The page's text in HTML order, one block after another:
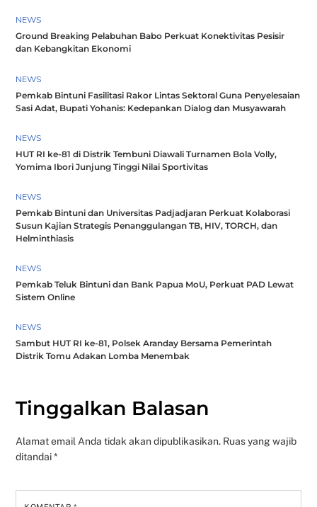
NEWS
Ground Breaking Pelabuhan Babo Perkuat Konektivitas Pesisir
dan Kebangkitan Ekonomi
NEWS
Pemkab Bintuni Fasilitasi Rakor Lintas Sektoral Guna Penyelesaian
Sasi Adat, Bupati Yohanis: Kedepankan Dialog dan Musyawarah
NEWS
HUT RI ke-81 di Distrik Tembuni Diawali Turnamen Bola Volly,
Yomima Ibori Junjung Tinggi Nilai Sportivitas
NEWS
Pemkab Bintuni dan Universitas Padjadjaran Perkuat Kolaborasi
Susun Kajian Strategis Penanggulangan TB, HIV, TORCH, dan
Helminthiasis
NEWS
Pemkab Teluk Bintuni dan Bank Papua MoU, Perkuat PAD Lewat
Sistem Online
NEWS
Sambut HUT RI ke-81, Polsek Aranday Bersama Pemerintah
Distrik Tomu Adakan Lomba Menembak
Tinggalkan Balasan
Alamat email Anda tidak akan dipublikasikan. Ruas yang wajib
ditandai*